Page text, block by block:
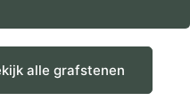
alle grafstenen